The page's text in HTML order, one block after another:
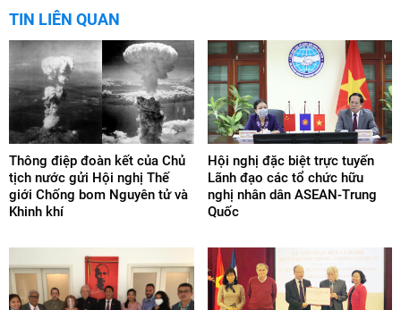
TIN LIÊN QUAN
Thông điệp đoàn kết của Chủ
tịch nước gửi Hội nghị Thế
giới Chống bom Nguyên tử và
Khinh khí
Hội nghị đặc biệt trực tuyến
Lãnh đạo các tổ chức hữu
nghị nhân dân ASEAN-Trung
Quốc